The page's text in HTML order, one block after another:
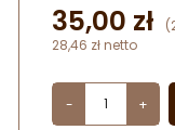
35,00 zł
28,46 zł netto
- +